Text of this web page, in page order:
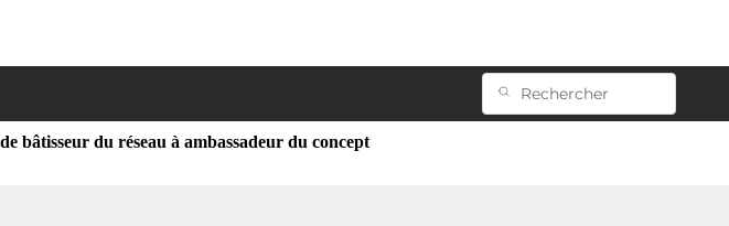
bâtisseur du réseau à ambassadeur du concept